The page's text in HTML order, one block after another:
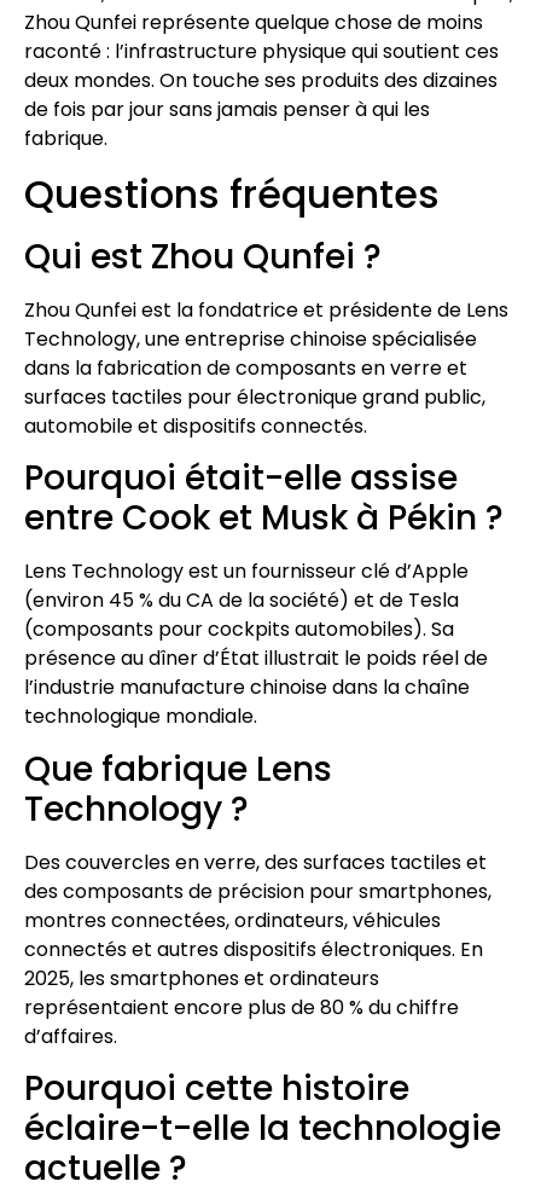
Zhou Qunfei représente quelque chose de moins
raconté : l’infrastructure physique qui soutient ces
deux mondes. On touche ses produits des dizaines
de fois par jour sans jamais penser à qui les
fabrique.
Questions fréquentes
Qui est Zhou Qunfei ?
Zhou Qunfei est la fondatrice et présidente de Lens
Technology, une entreprise chinoise spécialisée
dans la fabrication de composants en verre et
surfaces tactiles pour électronique grand public,
automobile et dispositifs connectés.
Pourquoi était-elle assise
entre Cook et Musk à Pékin ?
Lens Technology est un fournisseur clé d’Apple
(environ 45 % du CA de la société) et de Tesla
(composants pour cockpits automobiles). Sa
présence au dîner d’État illustrait le poids réel de
l’industrie manufacture chinoise dans la chaîne
technologique mondiale.
Que fabrique Lens
Technology ?
Des couvercles en verre, des surfaces tactiles et
des composants de précision pour smartphones,
montres connectées, ordinateurs, véhicules
connectés et autres dispositifs électroniques. En
2025, les smartphones et ordinateurs
représentaient encore plus de 80 % du chiffre
d’affaires.
Pourquoi cette histoire
éclaire-t-elle la technologie
actuelle ?